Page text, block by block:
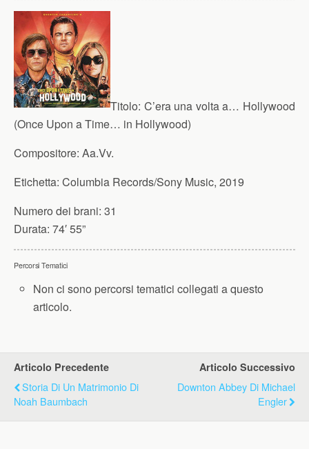
Titolo: C’era una volta a… Hollywood
(Once Upon a Time… in Hollywood)
Compositore: Aa.Vv.
Etichetta: Columbia Records/Sony Music, 2019
Numero dei brani: 31
Durata: 74′ 55”
Percorsi Tematici
Non ci sono percorsi tematici collegati a questo
articolo.
Articolo Precedente
Storia Di Un Matrimonio Di
Noah Baumbach
Articolo Successivo
Downton Abbey Di Michael
Engler